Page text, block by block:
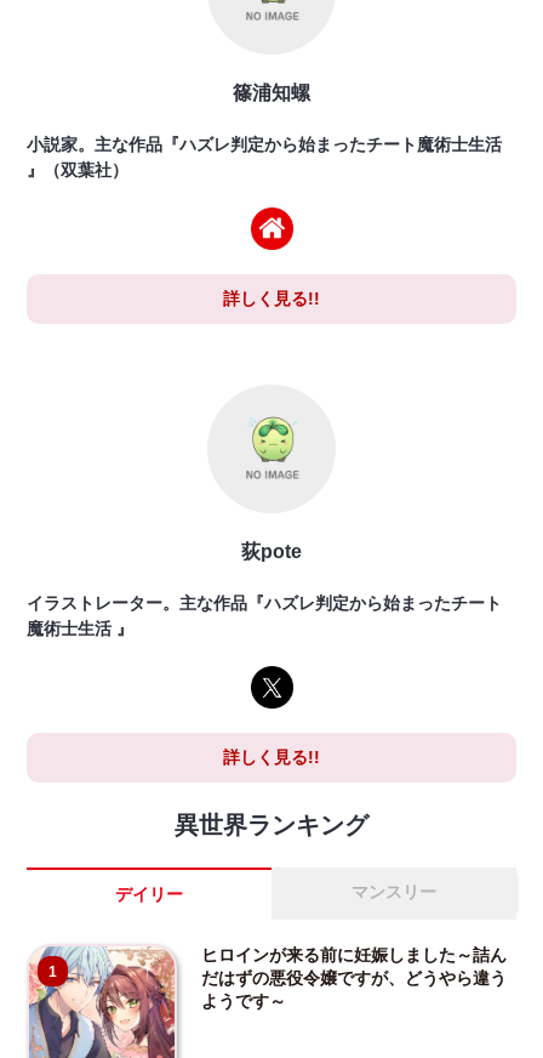
篠浦知螺
小説家。主な作品『ハズレ判定から始まったチート魔術士生活
』（双葉社）
詳しく見る!!
荻pote
イラストレーター。主な作品『ハズレ判定から始まったチート
魔術士生活 』
詳しく見る!!
異世界ランキング
デイリー マンスリー
1
ヒロインが来る前に妊娠しました～詰ん
だはずの悪役令嬢ですが、どうやら違う
ようです～